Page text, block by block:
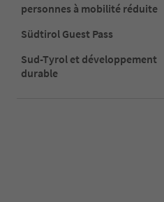
personnes à mobilité réduite
Südtirol Guest Pass
Sud-Tyrol et développement
durable